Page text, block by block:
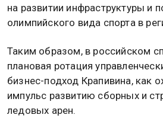
на развитии инфраструктуры и
олимпийского вида спорта в
Таким образом, в российском
плановая ротация
бизнес-подход Крапивина, как
импульс развитию сборных и
ледовых арен.